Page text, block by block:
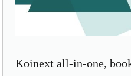
Koinext all-in-one,